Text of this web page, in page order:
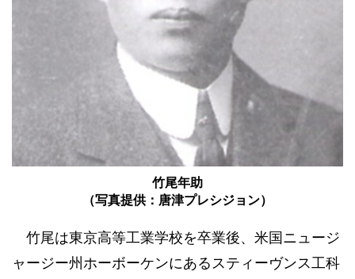
竹尾年助
（写真提供：唐津プレシジョン）
竹尾は東京高等工業学校を卒業後、米国ニュージ
ャージー州ホーボーケンにあるスティーヴンス工科